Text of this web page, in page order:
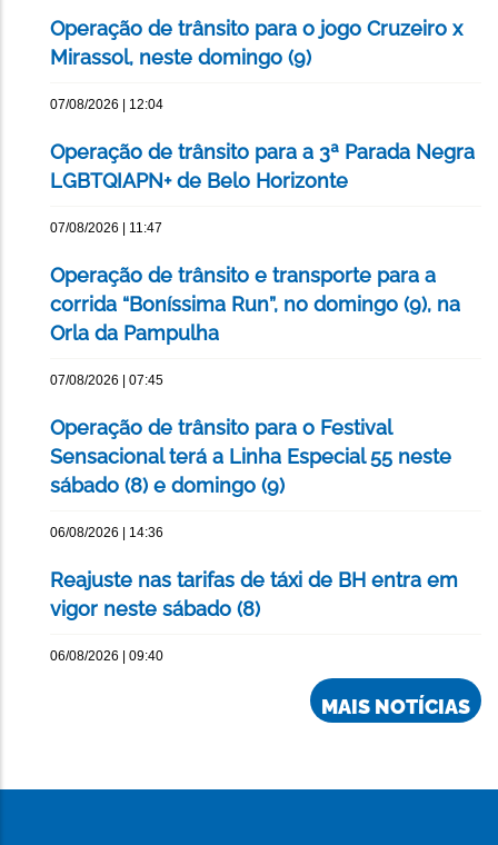
Operação de trânsito para o jogo Cruzeiro x
Mirassol, neste domingo (9)
07/08/2026 | 12:04
Operação de trânsito para a 3ª Parada Negra
LGBTQIAPN+ de Belo Horizonte
07/08/2026 | 11:47
Operação de trânsito e transporte para a
corrida “Boníssima Run”, no domingo (9), na
Orla da Pampulha
07/08/2026 | 07:45
Operação de trânsito para o Festival
Sensacional terá a Linha Especial 55 neste
sábado (8) e domingo (9)
06/08/2026 | 14:36
Reajuste nas tarifas de táxi de BH entra em
vigor neste sábado (8)
06/08/2026 | 09:40
MAIS NOTÍCIAS